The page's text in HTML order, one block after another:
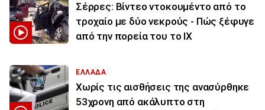
Σέρρες: Βίντεο ντοκουμέντο από το
τροχαίο με δύο νεκρούς - Πώς ξέφυγε
από την πορεία του το ΙΧ
ΕΛΛΑΔΑ
Χωρίς τις αισθήσεις της ανασύρθηκε
53χρονη από ακάλυπτο στη